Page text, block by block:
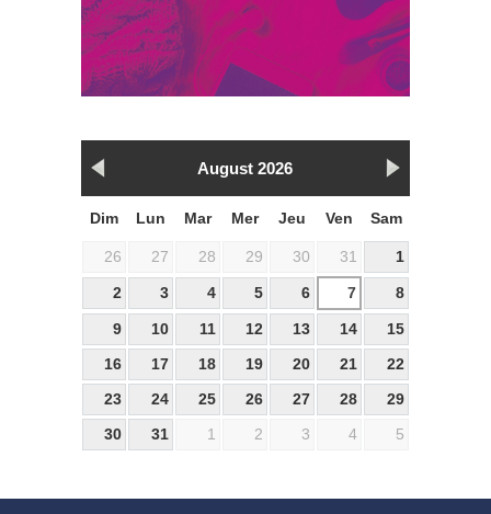
August 2026
Dim Lun Mar Mer Jeu Ven Sam
26 27 28 29 30 31 1
2 3 4 5 6 7 8
9 10 11 12 13 14
15
16
17 18 19 20 21
22
23
24 25 26 27 28
29
30
31 1 2 3 4 5